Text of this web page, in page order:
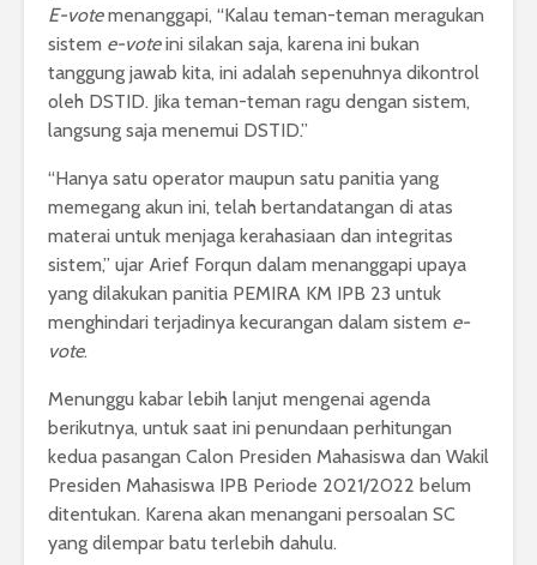
E-votemenanggapi, “Kalau teman-teman meragukan
sistem e-voteini silakan saja, karena ini bukan
tanggung jawab kita, ini adalah sepenuhnya dikontrol
oleh DSTID. Jika teman-teman ragu dengan sistem,
langsung saja menemui DSTID.”
“Hanya satu operator maupun satu panitia yang
memegang akun ini, telah bertandatangan di atas
materai untuk menjaga kerahasiaan dan integritas
sistem,” ujar Arief Forqun dalam menanggapi upaya
yang dilakukan panitia PEMIRA KM IPB 23 untuk
menghindari terjadinya kecurangan dalam sistem e-
vote.
Menunggu kabar lebih lanjut mengenai agenda
berikutnya, untuk saat ini penundaan perhitungan
kedua pasangan Calon Presiden Mahasiswa dan Wakil
Presiden Mahasiswa IPB Periode 2021/2022 belum
ditentukan. Karena akan menangani persoalan SC
yang dilempar batu terlebih dahulu.